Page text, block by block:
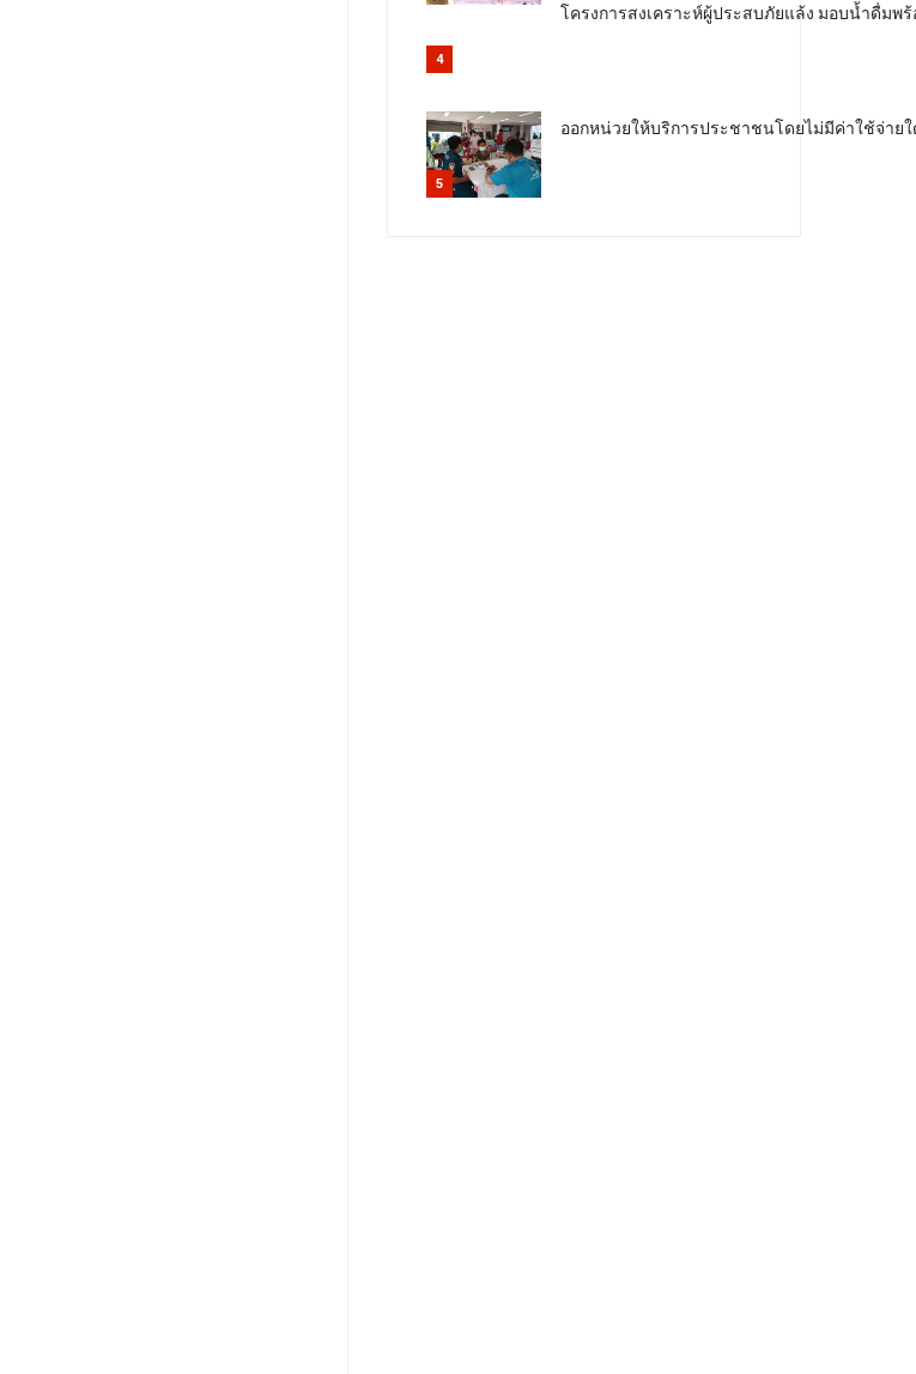
4
โครงการสงเคราะห์ผู้ประสบภัยแล้ง มอบน้ำดื่ม
5
ออกหน่วยให้บริการประชาชนโดยไม่มีค่าใช้จ่าย